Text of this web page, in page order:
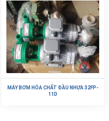
MÁY BƠM HÓA CHẤT ĐẦU NHỰA 32FP-
11D